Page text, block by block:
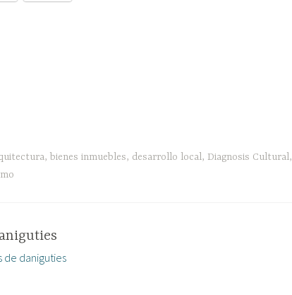
, bienes inmuebles, desarrollo local, Diagnosis Cultural,
de daniguties